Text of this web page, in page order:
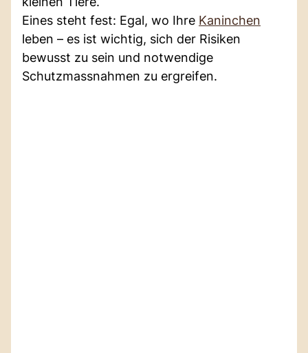
Eines steht fest: Egal, wo Ihre Kaninchen
leben – es ist wichtig, sich der Risiken
bewusst zu sein und notwendige
Schutzmassnahmen zu ergreifen.